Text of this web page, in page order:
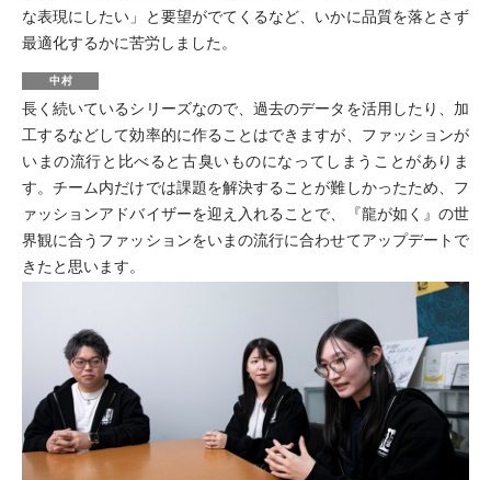
な表現にしたい」と要望がでてくるなど、いかに品質を落とさず
最適化するかに苦労しました。
中村
長く続いているシリーズなので、過去のデータを活用したり、加
工するなどして効率的に作ることはできますが、ファッションが
いまの流行と比べると古臭いものになってしまうことがありま
す。チーム内だけでは課題を解決することが難しかったため、フ
ァッションアドバイザーを迎え入れることで、『龍が如く』の世
界観に合うファッションをいまの流行に合わせてアップデートで
きたと思います。